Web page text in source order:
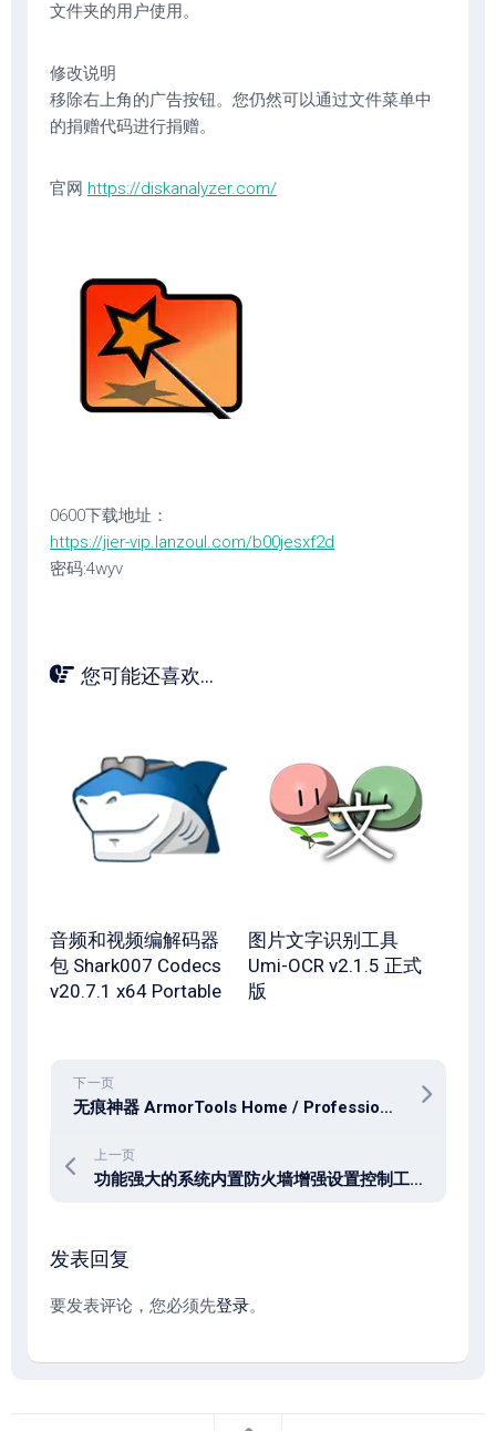
文件夹的用户使用。
修改说明
移除右上角的广告按钮。您仍然可以通过文件菜单中
的捐赠代码进行捐赠。
官网 https://diskanalyzer.com/
0600下载地址：
https://jier-vip.lanzoul.com/b00jesxf2d
密码:4wyv
您可能还喜欢...
音频和视频编解码器
包 Shark007 Codecs
v20.7.1 x64 Portable
图片文字识别工具
Umi-OCR v2.1.5 正式
版
下一页
无痕神器 ArmorTools Home / Professional v26.3.1
上一页
功能强大的系统内置防火墙增强设置控制工具 Windows Firewall Control 6.30
发表回复
要发表评论，您必须先登录。